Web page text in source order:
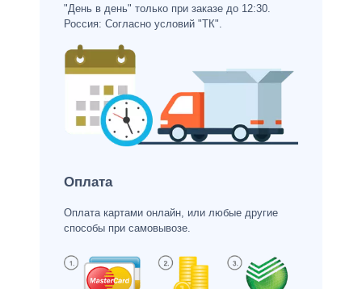
"День в день" только при заказе до 12:30.
Россия: Согласно условий "ТК".
Оплата
Оплата картами онлайн, или любые другие
способы при самовывозе.